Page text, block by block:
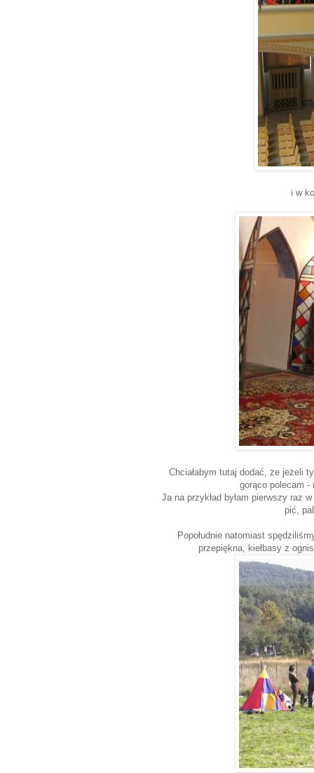
i w
Chciałabym tutaj dodać, że jeżeli
gorąco polecam
Ja na przykład byłam pierwszy raz
pić,
Popołudnie natomiast
przepiękna, kiełbasy z